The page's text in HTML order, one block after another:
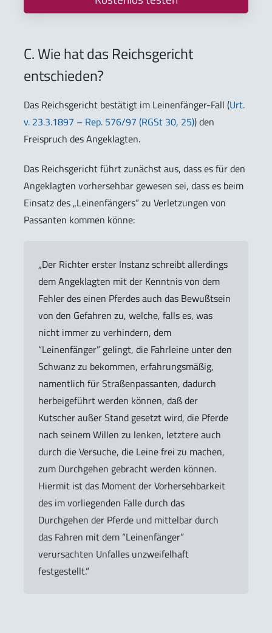
C. Wie hat das Reichsgericht
entschieden?
Das Reichsgericht bestätigt im Leinenfänger-Fall (Urt.
v. 23.3.1897 – Rep. 576/97 (RGSt 30, 25)) den
Freispruch des Angeklagten.
Das Reichsgericht führt zunächst aus, dass es für den
Angeklagten vorhersehbar gewesen sei, dass es beim
Einsatz des „Leinenfängers“ zu Verletzungen von
Passanten kommen könne:
„Der Richter erster Instanz schreibt allerdings
dem Angeklagten mit der Kenntnis von dem
Fehler des einen Pferdes auch das Bewußtsein
von den Gefahren zu, welche, falls es, was
nicht immer zu verhindern, dem
“Leinenfänger” gelingt, die Fahrleine unter den
Schwanz zu bekommen, erfahrungsmäßig,
namentlich für Straßenpassanten, dadurch
herbeigeführt werden können, daß der
Kutscher außer Stand gesetzt wird, die Pferde
nach seinem Willen zu lenken, letztere auch
durch die Versuche, die Leine frei zu machen,
zum Durchgehen gebracht werden können.
Hiermit ist das Moment der Vorhersehbarkeit
des im vorliegenden Falle durch das
Durchgehen der Pferde und mittelbar durch
das Fahren mit dem “Leinenfänger”
verursachten Unfalles unzweifelhaft
festgestellt.“